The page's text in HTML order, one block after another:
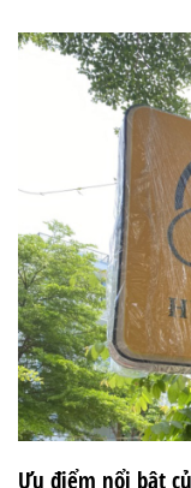
Ưu điểm nổi bật